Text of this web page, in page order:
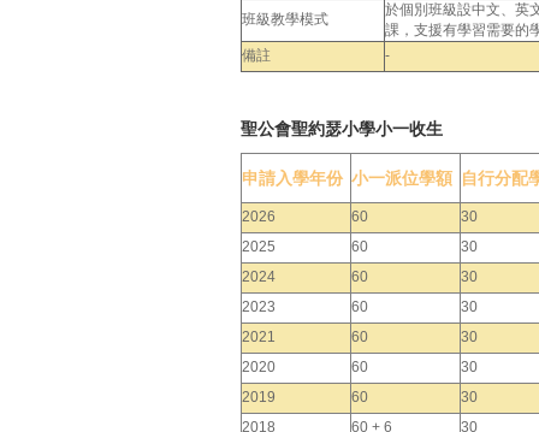
班級教學模式
於個別班級設中文、英
課，支援有學習需要的
備註
-
聖公會聖約瑟小學小一收生
申請入學年份 小一派位學額 自行分配
2026 60
30
2025
60
30
2024
60
30
2023
60
30
2021
60
30
2020
60
30
2019
60
30
2018
60 + 6
30